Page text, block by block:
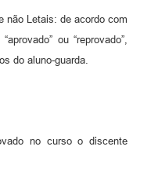
não Letais: de acordo com
ou “reprovado”,
do aluno-guarda.
no curso o discente